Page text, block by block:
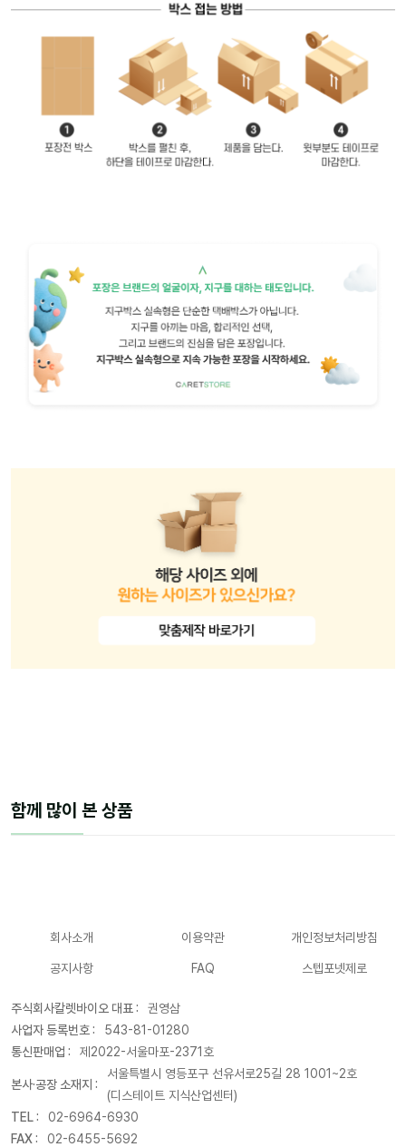
함께 많이 본 상품
회사소개 이용약관 개인정보처리방침
공지사항 FAQ 스텝포넷제로
주식회사칼렛바이오 대표 :
권영삼
사업자 등록번호 :
543-81-01280
통신판매업 :
제2022-서울마포-2371호
본사·공장 소재지 :
서울특별시 영등포구 선유서로25길 28 1001~2호
(디스테이트 지식산업센터)
TEL :
02-6964-6930
FAX :
02-6455-5692